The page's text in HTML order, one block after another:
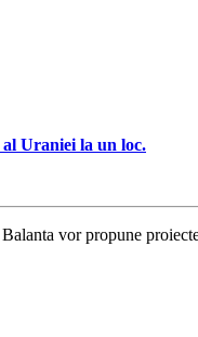
Uraniei la un loc.
vor propune